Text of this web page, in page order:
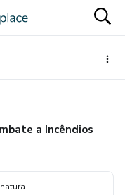
a Incêndios